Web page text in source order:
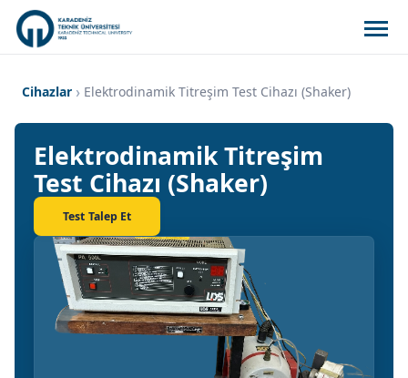
Cihazlar Elektrodinamik Titreşim Test Cihazı (Shaker)
Elektrodinamik Titreşim
Test Cihazı (Shaker)
Test Talep Et